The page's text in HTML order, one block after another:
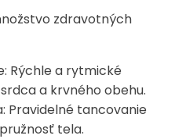
zdravotných
Rýchle a rytmické
a krvného obehu.
Pravidelné tancovanie
tela.